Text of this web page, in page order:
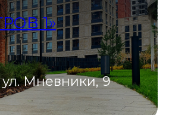
1»
ул. Мневники, 9